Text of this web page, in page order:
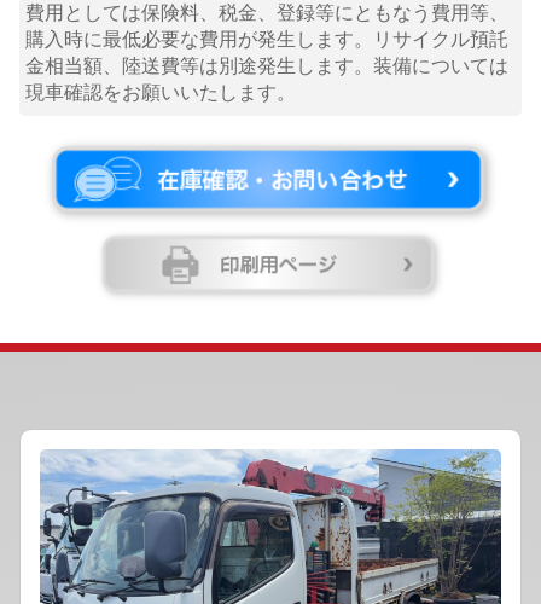
費用としては保険料、税金、登録等にともなう費用等、
購入時に最低必要な費用が発生します。リサイクル預託
金相当額、陸送費等は別途発生します。装備については
現車確認をお願いいたします。